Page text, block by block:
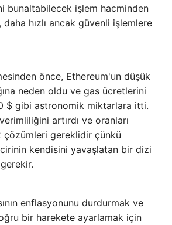
bunaltabilecek işlem hacminden
daha hızlı ancak güvenli işlemlere
önce, Ethereum'un düşük
neden oldu ve gas ücretlerini
$ gibi astronomik miktarlara itti.
artırdı ve oranları
çözümleri gereklidir çünkü
kendisini yavaşlatan bir dizi
enflasyonunu durdurmak ve
bir harekete ayarlamak için